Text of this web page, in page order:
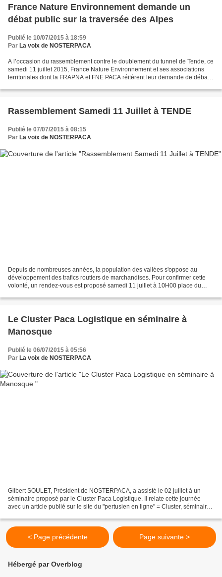
France Nature Environnement demande un
débat public sur la traversée des Alpes
Publié le 10/07/2015 à 18:59
Par La voix de NOSTERPACA
A l’occasion du rassemblement contre le doublement du tunnel de Tende, ce
samedi 11 juillet 2015, France Nature Environnement et ses associations
territoriales dont la FRAPNA et FNE PACA réitèrent leur demande de débat
Rassemblement Samedi 11 Juillet à TENDE
Publié le 07/07/2015 à 08:15
Par La voix de NOSTERPACA
Depuis de nombreuses années, la population des vallées s'oppose au
développement des trafics routiers de marchandises. Pour confirmer cette
volonté, un rendez-vous est proposé samedi 11 juillet à 10H00 place du
Le Cluster Paca Logistique en séminaire à
Manosque
Publié le 06/07/2015 à 05:56
Par La voix de NOSTERPACA
Gilbert SOULET, Président de NOSTERPACA, a assisté le 02 juillet à un
séminaire proposé par le Cluster Paca Logistique. Il relate cette journée
avec un article publié sur le site du "pertusien en ligne" = Cluster, séminaire
< Page précédente Page suivante >
Hébergé par Overblog